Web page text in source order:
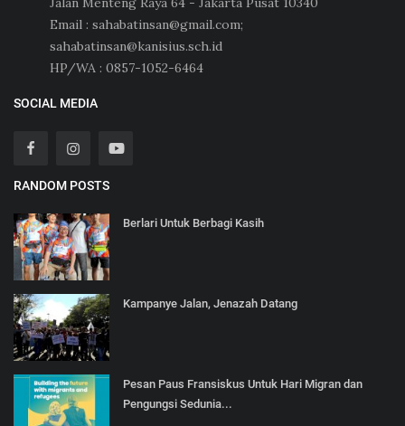
Email : sahabatinsan@gmail.com;
sahabatinsan@kanisius.sch.id
HP/WA : 0857-1052-6464
SOCIAL MEDIA
RANDOM POSTS
Berlari Untuk Berbagi Kasih
Kampanye Jalan, Jenazah Datang
Pesan Paus Fransiskus Untuk Hari Migran dan
Pengungsi Sedunia...